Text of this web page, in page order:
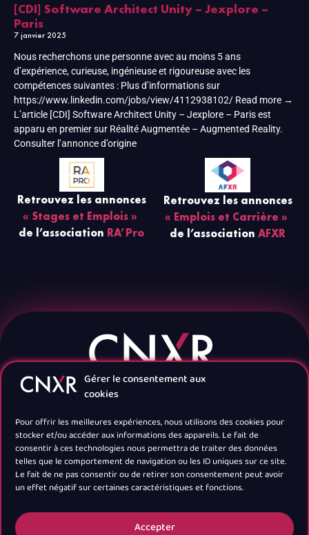
Gérer le consentement aux
cookies
Pour offrir les meilleures expériences, nous utilisons des cookies pour
stocker et/ou accéder aux informations des appareils. Le fait de
consentir à ces technologies nous permettra de traiter des données
telles que le comportement de navigation ou les ID uniques sur ce site.
Le fait de ne pas consentir ou de retirer son consentement peut avoir
un effet négatif sur certaines caractéristiques et fonctions.
Accepter
[CDI] Software Architect Unity – Jexplore –
Paris
7 janvier 2025
Nous recherchons une personne avec au moins 5 ans
d’expérience, curieuse, ingénieuse et rigoureuse avec les
compétences suivantes : Plus d’informations sur
https://www.linkedin.com/jobs/view/4112938102/ Read more →
L’article [CDI] Software Architect Unity – Jexplore – Paris est
apparu en premier sur Réalité Augmentée – Augmented Reality.
Consulter l’annonce d’origine
Retrouvez les annonces
« Stages et Emplois »
de l’association RA’Pro
Retrouvez les annonces
« Emplois et Carrière »
de l’association AFXR
Navigation
Newsletter